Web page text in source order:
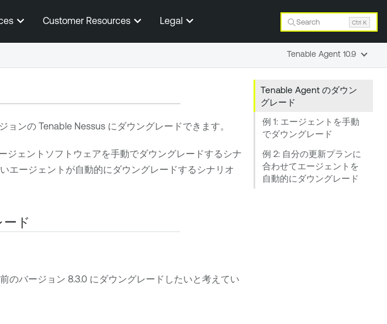
に移動するCustomer Resources Legal Search Ctrl K
Tenable Agent のダウン
グレード
例 1: エージェントを手動
でダウングレード
例 2: 自分の更新プランに
合わせてエージェントを
自動的にダウングレード
ョンの Tenable Nessusにダウングレードできます。
ジェントソフトウェアを手動でダウングレードするシナ
エージェントが自動的にダウングレードするシナリオ
ド
のバージョン 8.3.0 にダウングレードしたいと考えてい
Tenable Agent 10.9